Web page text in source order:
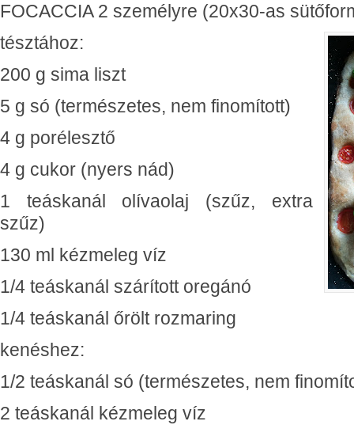
FOCACCIA 2 személyre (20x30-as
tésztához:
200 g sima liszt
5 g só (természetes, nem finomított)
4 g porélesztő
4 g cukor (nyers nád)
1 teáskanál olívaolaj (szűz, extra
szűz)
130 ml kézmeleg víz
1/4 teáskanál szárított oregánó
1/4 teáskanál őrölt rozmaring
kenéshez:
1/2 teáskanál só (természetes, nem
2 teáskanál kézmeleg víz